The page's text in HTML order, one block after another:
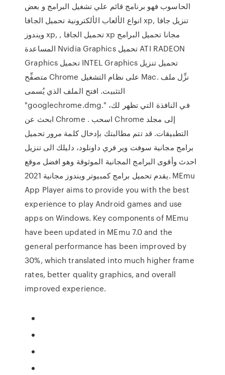
الحاسوب فهو برنامج قائم علي تشغيل البرامج و بعض
انواع الألعاب الألكترونية تحميل الجافا xp, تنزيل جافا
ويندوز xp, , تحميل الجافا xp مجانا تحميل البرامج
المساعدة Nvidia Graphics تحميل ATI RADEON
Graphics تحميل INTEL Graphics تحميل تنزيل
متصفِّح Chrome على نظام التشغيل Mac. نزِّل ملف
التثبيت. افتح الملف الذي يُسمى
"googlechrome.dmg." في النافذة التي تظهر لك،
ابحث عن Chrome . اسحب Chrome إلى مجلد
التطبيقات. قد تتم مطالبتك بإدخال كلمة مرور تحميل
برامج مجانية سوفت وير فري داونلود، دليلك الى تنزيل
احدث وأقوى البرامج المجانية الموثوقة وهو افضل موقع
يقدم تحميل برامج كمبيوتر ويندوز مجانية 2021. MEmu
App Player aims to provide you with the best
experience to play Android games and use
apps on Windows. Key components of MEmu
have been updated in MEmu 7.0 and the
general performance has been improved by
30%, which translated into much higher frame
rates, better quality graphics, and overall
improved experience.